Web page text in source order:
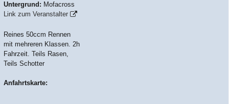
Untergrund: Mofacross
Link zum Veranstalter
Reines 50ccm Rennen
mit mehreren Klassen. 2h
Fahrzeit. Teils Rasen,
Teils Schotter
Anfahrtskarte: